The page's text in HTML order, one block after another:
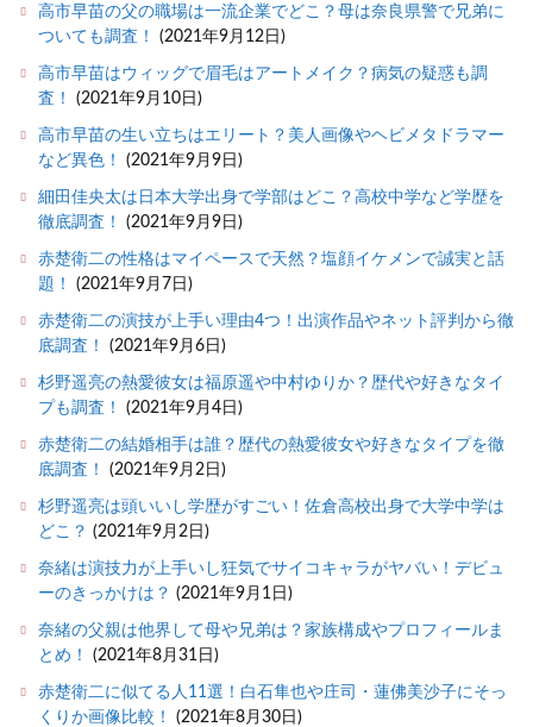
高市早苗の父の職場は一流企業でどこ？母は奈良県警で兄弟に
ついても調査！
(2021年9月12日)
高市早苗はウィッグで眉毛はアートメイク？病気の疑惑も調
査！
(2021年9月10日)
高市早苗の生い立ちはエリート？美人画像やヘビメタドラマー
など異色！
(2021年9月9日)
細田佳央太は日本大学出身で学部はどこ？高校中学など学歴を
徹底調査！
(2021年9月9日)
赤楚衛二の性格はマイペースで天然？塩顔イケメンで誠実と話
題！
(2021年9月7日)
赤楚衛二の演技が上手い理由4つ！出演作品やネット評判から徹
底調査！
(2021年9月6日)
杉野遥亮の熱愛彼女は福原遥や中村ゆりか？歴代や好きなタイ
プも調査！
(2021年9月4日)
赤楚衛二の結婚相手は誰？歴代の熱愛彼女や好きなタイプを徹
底調査！
(2021年9月2日)
杉野遥亮は頭いいし学歴がすごい！佐倉高校出身で大学中学は
どこ？ (2021年9月2日)
奈緒は演技力が上手いし狂気でサイコキャラがヤバい！デビュ
ーのきっかけは？ (2021年9月1日)
奈緒の父親は他界して母や兄弟は？家族構成やプロフィールま
とめ！
(2021年8月31日)
赤楚衛二に似てる人11選！白石隼也や庄司・蓮佛美沙子にそっ
くりか画像比較！
(2021年8月30日)